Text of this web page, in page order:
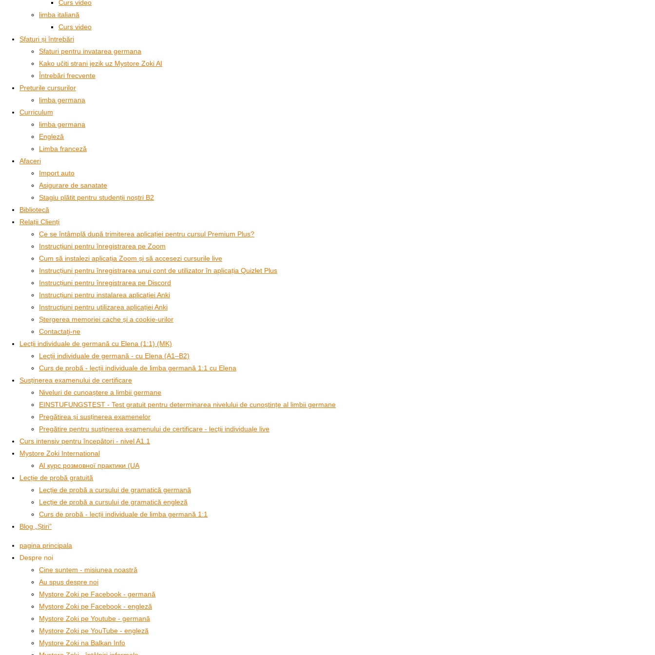
Curs video
limba italiană
Curs video
Sfaturi și întrebări
Sfaturi pentru invatarea germana
Kako učiti strani jezik uz Mystore Zoki AI
Întrebări frecvente
Preturile cursurilor
limba germana
Curriculum
limba germana
Engleză
Limba franceză
Afaceri
Import auto
Asigurare de sanatate
Stagiu plătit pentru studenții noștri B2
Bibliotecă
Relații Clienți
Ce se întâmplă după trimiterea aplicației pentru cursul Premium Plus?
Instrucțiuni pentru înregistrarea pe Zoom
Cum să instalezi aplicația Zoom și să accesezi cursurile live
Instrucțiuni pentru înregistrarea unui cont de utilizator în aplicația Quizlet Plus
Instrucțiuni pentru înregistrarea pe Discord
Instrucțiuni pentru instalarea aplicației Anki
Instrucțiuni pentru utilizarea aplicației Anki
Ștergerea memoriei cache și a cookie-urilor
Contactaţi-ne
Lecții individuale de germană cu Elena (1:1) (MK)
Lecții individuale de germană - cu Elena (A1–B2)
Curs de probă - lecții individuale de limba germană 1:1 cu Elena
Susținerea examenului de certificare
Niveluri de cunoaștere a limbii germane
EINSTUFUNGSTEST - Test gratuit pentru determinarea nivelului de cunoștințe al limbii germane
Pregătirea și susținerea examenelor
Pregătire pentru susținerea examenului de certificare - lecții individuale live
Curs intensiv pentru începători - nivel A1.1
Mystore Zoki International
AI курс розмовної практики (UA
Lecție de probă gratuită
Lecție de probă a cursului de gramatică germană
Lecție de probă a cursului de gramatică engleză
Curs de probă - lecții individuale de limba germană 1:1
Blog „Știri”
pagina principala
Despre noi
Cine suntem - misiunea noastră
Au spus despre noi
Mystore Zoki pe Facebook - germană
Mystore Zoki pe Facebook - engleză
Mystore Zoki pe Youtube - germană
Mystore Zoki pe YouTube - engleză
Mystore Zoki na Balkan Info